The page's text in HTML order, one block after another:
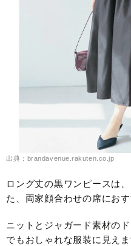
出典：brandavenue.rakuten.co.jp
ロング丈の黒ワンピースは
た、両家顔合わせの席にお
ニットとジャガード素材の
でもおしゃれな服装に見えま